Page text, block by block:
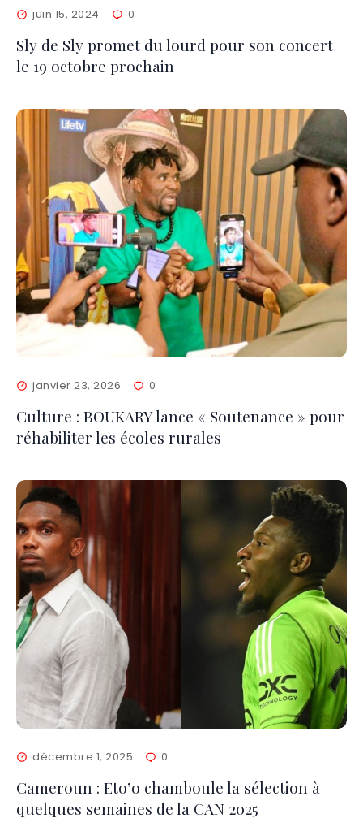
juin 15, 2024 0
Sly de Sly promet du lourd pour son concert
le 19 octobre prochain
janvier 23, 2026 0
Culture : BOUKARY lance « Soutenance » pour
réhabiliter les écoles rurales
décembre 1, 2025 0
Cameroun : Eto’o chamboule la sélection à
quelques semaines de la CAN 2025